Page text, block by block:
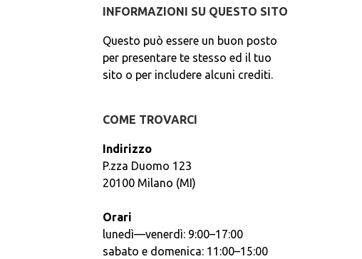
INFORMAZIONI SU QUESTO SITO
Questo può essere un buon posto
per presentare te stesso ed il tuo
sito o per includere alcuni crediti.
COME TROVARCI
Indirizzo
P.zza Duomo 123
20100 Milano (MI)
Orari
lunedì—venerdì: 9:00–17:00
sabato e domenica: 11:00–15:00